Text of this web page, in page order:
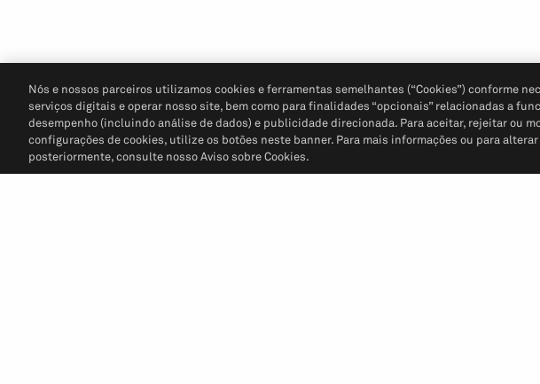
Nós e nossos parceiros utilizamos cookies e ferramentas semelhantes (“Cookies”) conforme
serviços digitais e operar nosso site, bem como para finalidades “opcionais” relacionadas a
desempenho (incluindo análise de dados) e publicidade direcionada. Para aceitar, rejeitar ou
configurações de cookies, utilize os botões neste banner. Para mais informações ou para
posteriormente, consulte nosso Aviso sobre Cookies.